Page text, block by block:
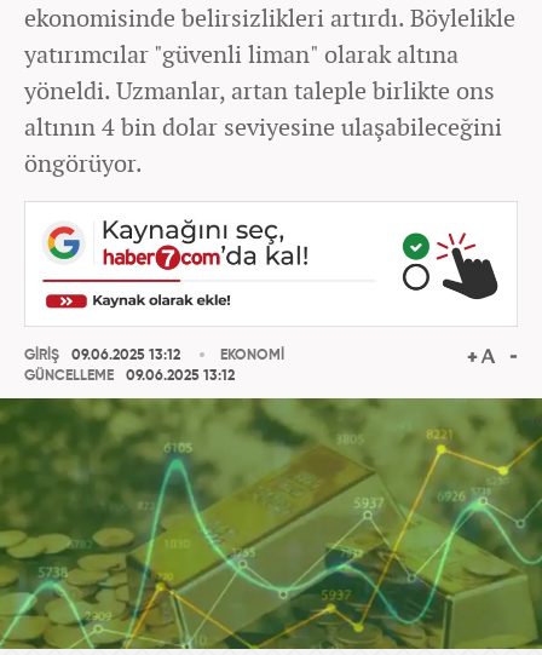
ekonomisinde belirsizlikleri artırdı. Böylelikle
yatırımcılar "güvenli liman" olarak altına
yöneldi. Uzmanlar, artan taleple birlikte ons
altının 4 bin dolar seviyesine ulaşabileceğini
öngörüyor.
GİRİŞ
09.06.2025 13:12
GÜNCELLEME
09.06.2025 13:12
EKONOMİ